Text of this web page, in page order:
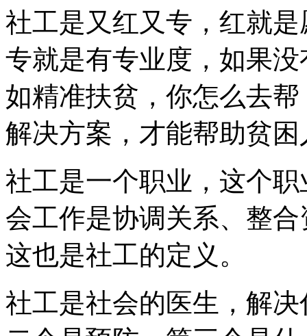
社工是又红又专，红就
专就是有专业度，如果
如精准扶贫，你怎么去
解决方案，才能帮助贫
社工是一个职业，这个
会工作是协调关系、整
这也是社工的定义。
社工是社会的医生，解